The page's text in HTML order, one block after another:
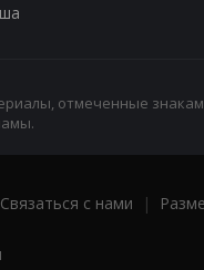
отмеченные
Связаться с нами |